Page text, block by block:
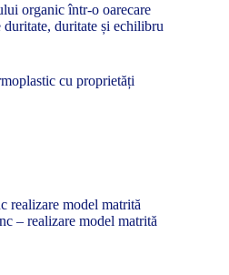
organic într-o oarecare
duritate și echilibru
cu proprietăți
– realizare model matrită